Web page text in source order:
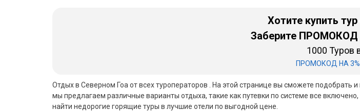
Хотите купить
Заберите ПРОМОКОД
1000 Туров
ПРОМОКОД НА
Отдых в Северном Гоа от всех туроператоров . На этой странице вы сможете подобрать
мы предлагаем различные варианты отдыха, такие как путевки по системе все
найти недорогие горящие туры в лучшие отели по выгодной цене.
Северный Гоа
Южный Гоа